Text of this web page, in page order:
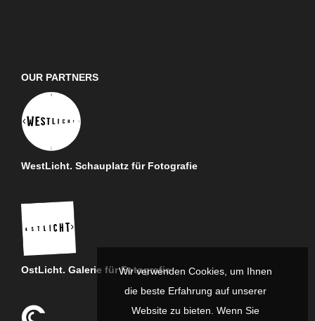
OUR PARTNERS
WestLicht. Schauplatz für Fotografie
OstLicht. Galerie für FotografieWir verwenden Cookies, um Ihnen
die beste Erfahrung auf unserer
Website zu bieten. Wenn Sie